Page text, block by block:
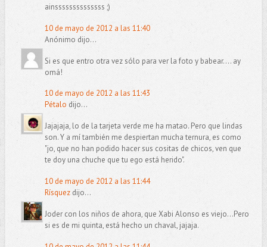
ainssssssssssssss ;)
10 de mayo de 2012 a las 11:40
Anónimo dijo...
Si es que entro otra vez sólo para ver la foto y babear.... ay
omá!
10 de mayo de 2012 a las 11:43
Pétalo dijo...
Jajajaja, lo de la tarjeta verde me ha matao. Pero que lindas
son. Y a mí también me despiertan mucha ternura, es como
"jo, que no han podido hacer sus cositas de chicos, ven que
te doy una chuche que tu ego está herido".
10 de mayo de 2012 a las 11:44
Rísquezdijo...
Joder con los niños de ahora, que Xabi Alonso es viejo...Pero
si es de mi quinta, está hecho un chaval, jajaja.